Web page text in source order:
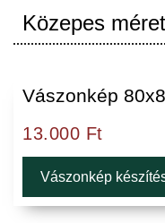
Közepes
Vászonkép
13.000 Ft
Vászonkép